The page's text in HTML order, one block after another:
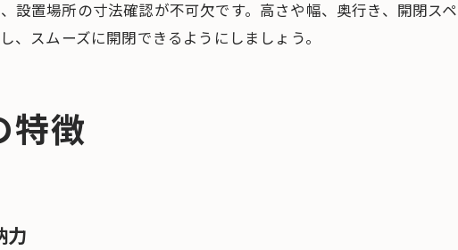
設置場所の寸法確認が不可欠です。高さや幅、奥行き、開閉ス
、スムーズに開閉できるようにしましょう。
特徴
力